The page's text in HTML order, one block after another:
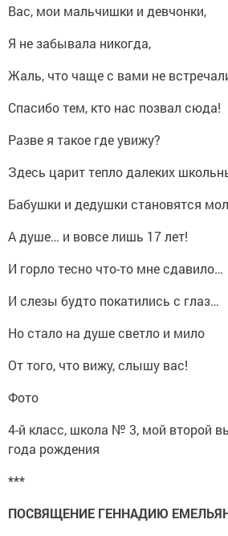
Вас, мои мальчишки и девчонки,
Я не забывала никогда,
Жаль, что чаще с вами не
Спасибо тем, кто нас позвал сюда!
Разве я такое где увижу?
Здесь царит тепло далеких
Бабушки и дедушки становятся
А душе… и вовсе лишь 17 лет!
И горло тесно что-то мне сдавило…
И слезы будто покатились с глаз…
Но стало на душе светло и мило
От того, что вижу, слышу вас!
Фото
4-й класс, школа № 3, мой второй
года рождения
***
ПОСВЯЩЕНИЕ ГЕННАДИЮ